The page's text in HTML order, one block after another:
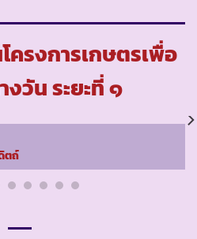
ครงการเกษตรเพื่อ
งวัน ระยะที่ ๑
ตถ์